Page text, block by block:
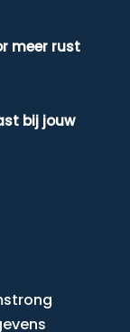
meer rust
bij jouw